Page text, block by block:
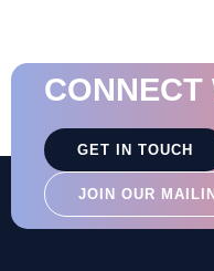
CONNECT
GET IN TOUCH
JOIN OUR